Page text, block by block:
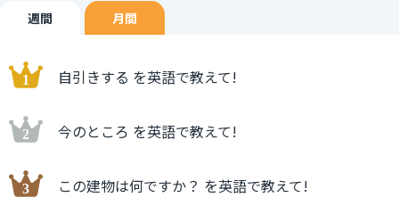
週間 月間
自引きする を英語で教えて!
今のところ を英語で教えて!
この建物は何ですか？ を英語で教えて!